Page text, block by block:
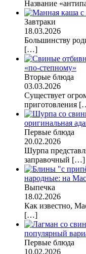
Название
Завтраки
18.03.2026
Большинству
[…]
«по-степному»
Вторые блюда
03.03.2026
Существует
приготовления
оригинальная
Первые блюда
20.02.2026
Шурпа
заправочный […]
народные: на
Выпечка
18.02.2026
Как известно,
[…]
популярный
Первые блюда
10.02.2026